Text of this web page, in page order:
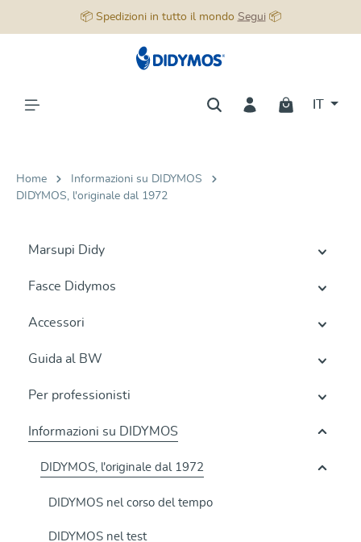
📦 Spedizioni in tutto il mondo Segui📦
Home
Informazioni su DIDYMOS
DIDYMOS, l'originale dal 1972
Marsupi Didy
Fasce Didymos
Accessori
Guida al BW
Per professionisti
Informazioni su DIDYMOS
DIDYMOS, l'originale dal 1972
DIDYMOS nel corso del tempo
DIDYMOS nel test